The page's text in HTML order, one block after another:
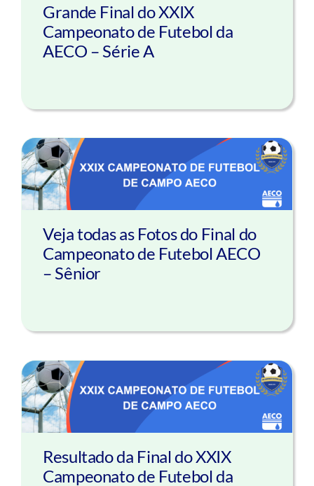
Grande Final do XXIX
Campeonato de Futebol da
AECO – Série A
Veja todas as Fotos do Final do
Campeonato de Futebol AECO
– Sênior
Resultado da Final do XXIX
Campeonato de Futebol da